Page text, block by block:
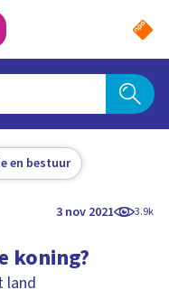
en bestuur
3 nov 2021 3.9k
koning?
land